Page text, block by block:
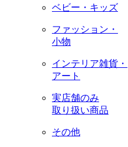
ベビー・キッズ
ファッション・
小物
インテリア雑貨・
アート
実店舗のみ
取り扱い商品
その他